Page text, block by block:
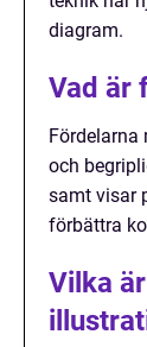
diagram.
Vad är
och
samt visar
förbättra
Vilka